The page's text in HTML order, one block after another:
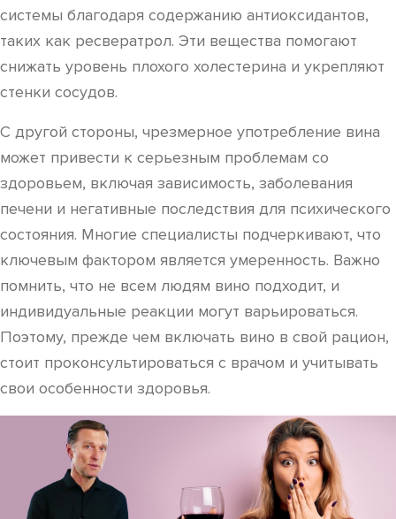
системы благодаря содержанию антиоксидантов,
таких как ресвератрол. Эти вещества помогают
снижать уровень плохого холестерина и укрепляют
стенки сосудов.
С другой стороны, чрезмерное употребление вина
может привести к серьезным проблемам со
здоровьем, включая зависимость, заболевания
печени и негативные последствия для психического
состояния. Многие специалисты подчеркивают, что
ключевым фактором является умеренность. Важно
помнить, что не всем людям вино подходит, и
индивидуальные реакции могут варьироваться.
Поэтому, прежде чем включать вино в свой рацион,
стоит проконсультироваться с врачом и учитывать
свои особенности здоровья.